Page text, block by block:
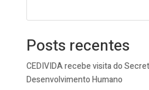
Posts recentes
CEDIVIDA recebe visita do
Desenvolvimento Humano